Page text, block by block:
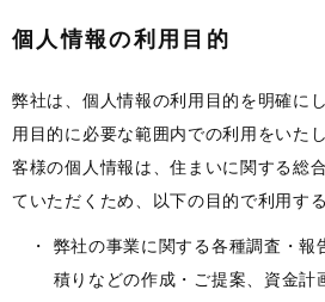
個人情報の利用目的
弊社は、個人情報の利用目的を明確に
用目的に必要な範囲内での利用をいた
客様の個人情報は、住まいに関する総
ていただくため、以下の目的で利用す
弊社の事業に関する各種調査・報
積りなどの作成・ご提案、資金計